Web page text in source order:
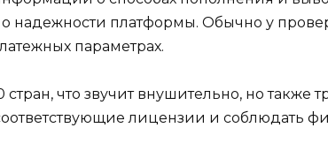
о надежности платформы. Обычно у
параметрах.
что звучит внушительно, но также
лицензии и соблюдать